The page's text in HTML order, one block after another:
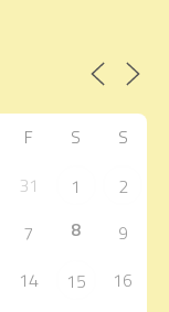
F S S
31 1
2
7 8
9
14 15
16